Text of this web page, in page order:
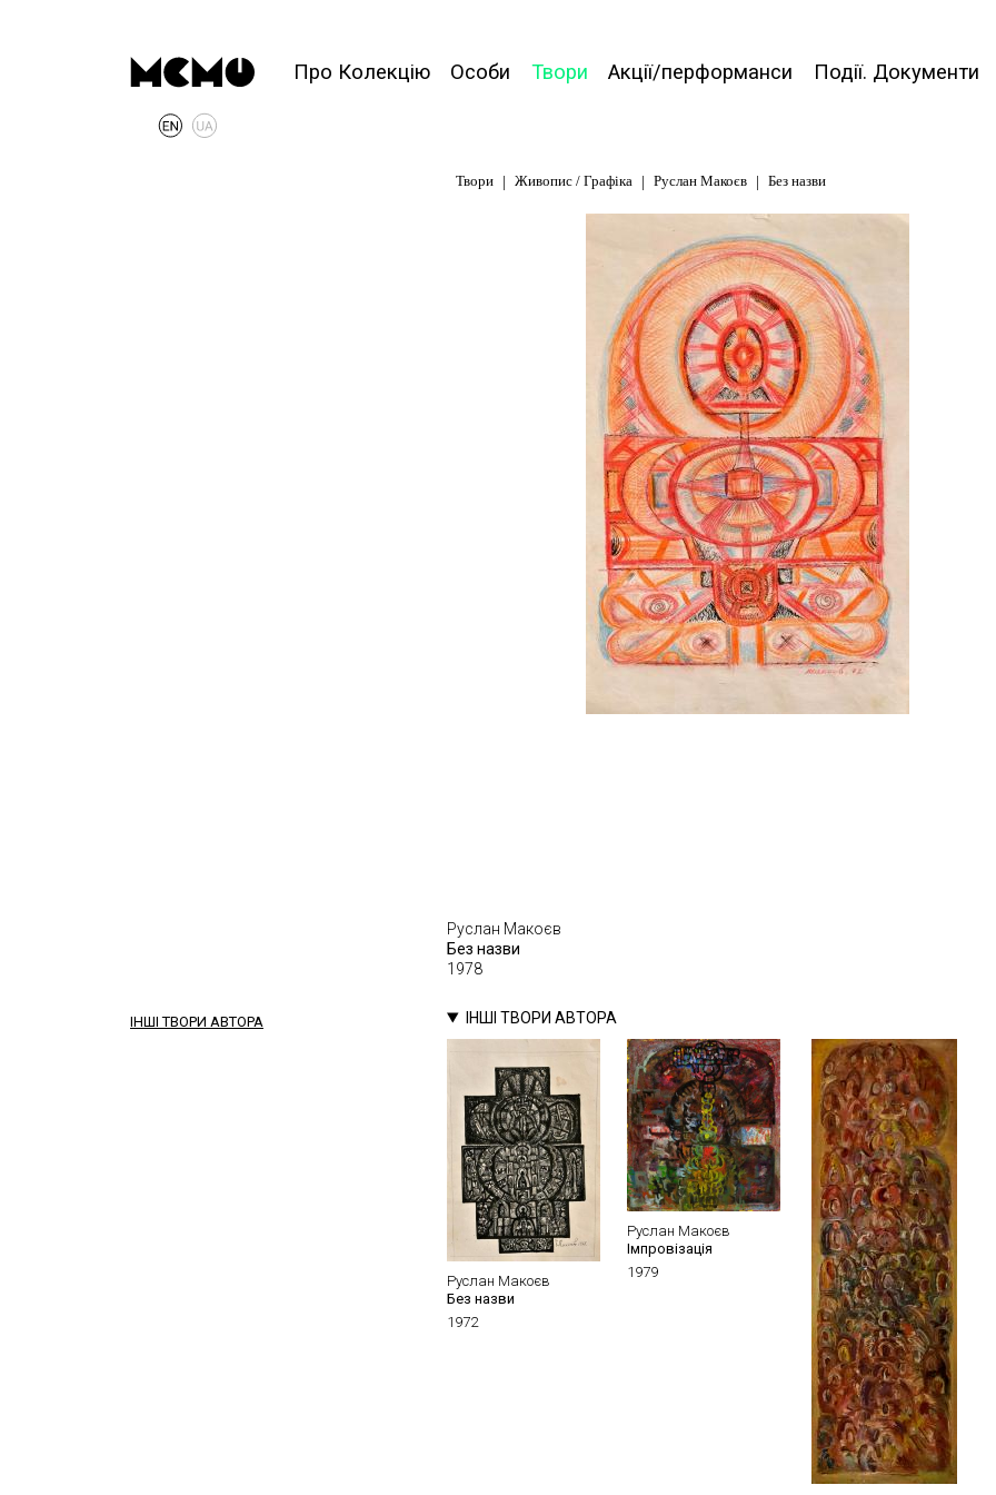
Про Колекцію Особи Твори Акції/перформанси Події. Документи
Твори Живопис / Графіка Руслан Макоєв Без назви
ІНШІ ТВОРИ АВТОРА
Руслан Макоєв
Без назви
1978
ІНШІ ТВОРИ АВТОРА
Руслан Макоєв
Без назви
1972
Руслан Макоєв
Імпровізація
1979